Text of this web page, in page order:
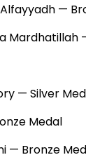
—
Mardhatillah
— Silver
Medal
— Bronze